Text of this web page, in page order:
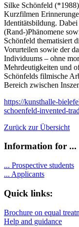
Silke Schönfeld
Kurzfilmen
Identitätsbildung.
(Rand-)Phänomene
Schönfeld thematisiert
Vorurteilen sowie der
Individuums – ohne
Mehrdeutigkeiten und
Schönfelds filmische
Bereich zwischen
https://kunsthalle-
schoenfeld-invented-
Zurück zur Übersicht
Information for ...
... Prospective students
... Applicants
Quick links:
Brochure on equal
Help and guidance